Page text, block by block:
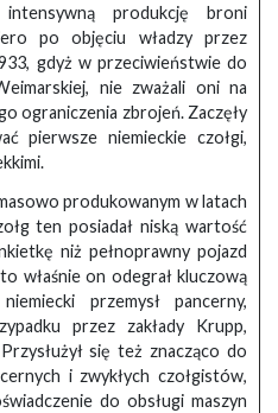
produkcję broni
po objęciu władzy przez
gdyż w przeciwieństwie do
nie zważali oni na
ograniczenia zbrojeń. Zaczęły
pierwsze niemieckie czołgi,
produkowanym w latach
ten posiadał niską wartość
niż pełnoprawny pojazd
właśnie on odegrał kluczową
przemysł pancerny,
przez zakłady Krupp,
się też znacząco do
i zwykłych czołgistów,
do obsługi maszyn